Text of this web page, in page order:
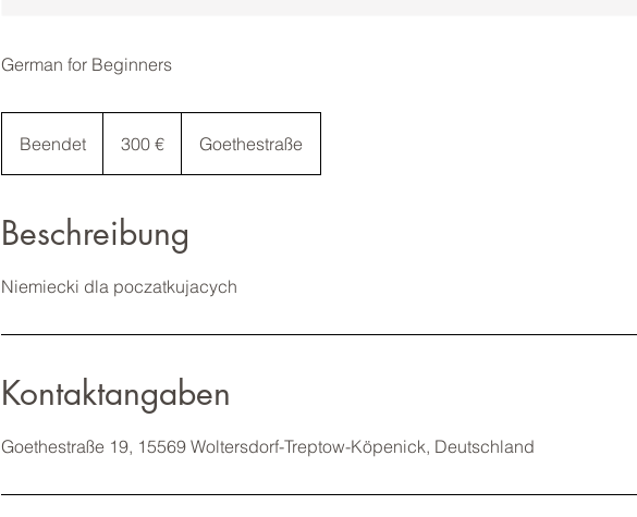
German for Beginners
Beendet
e
d
e
t
300 € Goethestraße
Beschreibung
Niemiecki dla poczatkujacych
Kontaktangaben
Goethestraße 19, 15569 Woltersdorf-Treptow-Köpenick, Deutschland